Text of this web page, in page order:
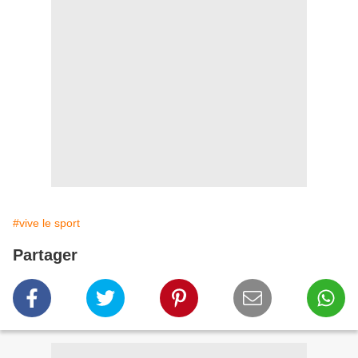
#vive le sport
Partager